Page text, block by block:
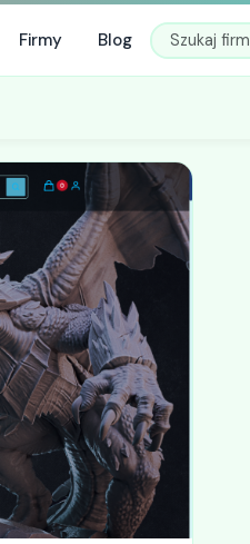
Firmy Blog